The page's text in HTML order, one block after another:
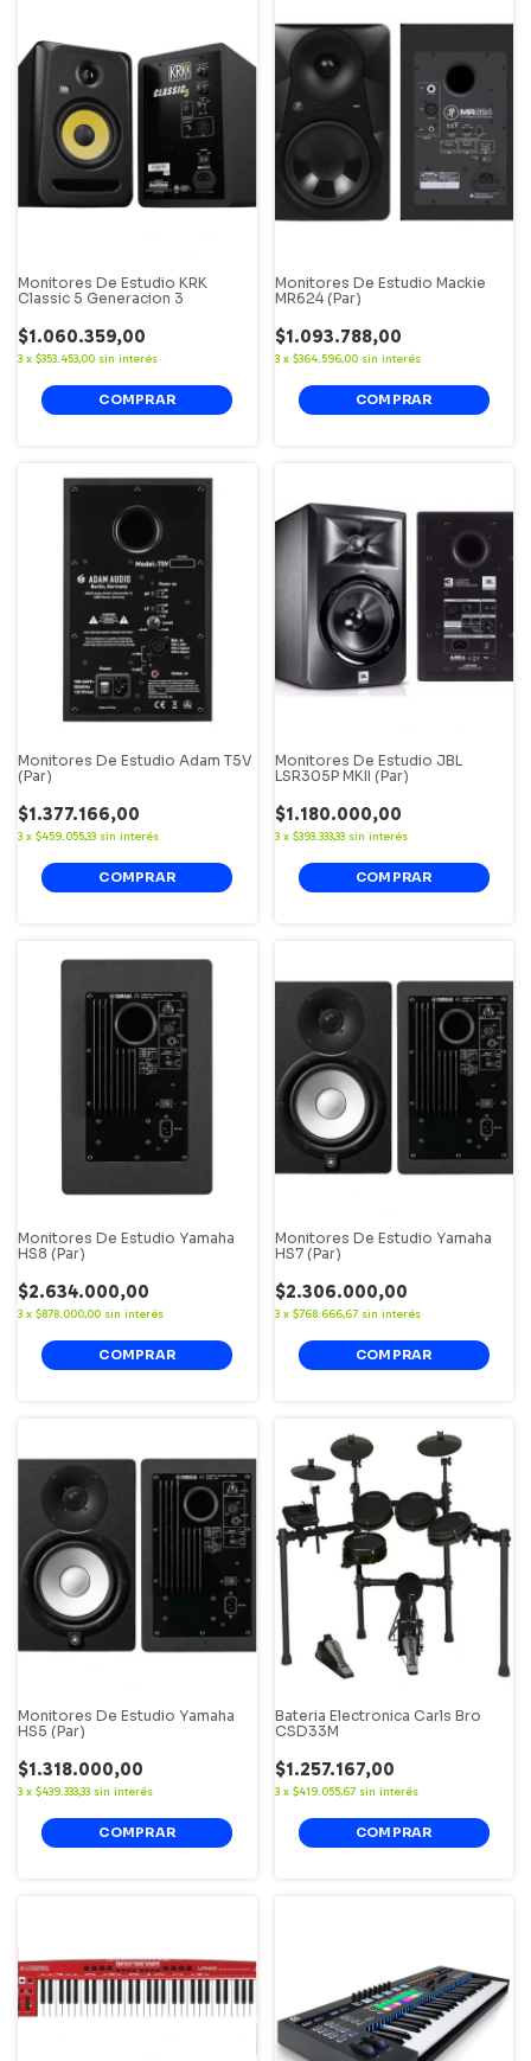
Monitores De Estudio KRK
Classic 5 Generacion 3
$1.060.359,00
3 x $353.453,00 sin interés
Monitores De Estudio Mackie
MR624 (Par)
$1.093.788,00
3 x $364.596,00 sin interés
Monitores De Estudio Adam T5V
(Par)
$1.377.166,00
3 x $459.055,33 sin interés
Monitores De Estudio JBL
LSR305P MKII (Par)
$1.180.000,00
3 x $393.333,33 sin interés
Monitores De Estudio Yamaha
HS8 (Par)
$2.634.000,00
3 x $878.000,00 sin interés
Monitores De Estudio Yamaha
HS7 (Par)
$2.306.000,00
3 x $768.666,67 sin interés
Monitores De Estudio Yamaha
HS5 (Par)
$1.318.000,00
3 x $439.333,33 sin interés
Bateria Electronica Carls Bro
CSD33M
$1.257.167,00
3 x $419.055,67 sin interés